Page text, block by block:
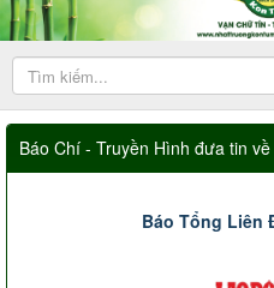
Báo Chí - Truyền Hình đưa tin
Báo Tổng Liên